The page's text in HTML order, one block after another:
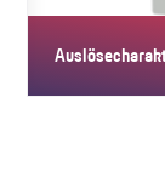
Mit der